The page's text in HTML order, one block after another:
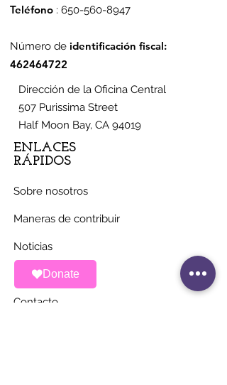
Donate
Teléfono : 650-560-8947
Número de identificación fiscal:
462464722
Dirección de la Oficina Central
507 Purissima Street
Half Moon Bay, CA 94019
ENLACES
RÁPIDOS
Sobre nosotros
Maneras de contribuir
Noticias
Eventos
Contacto